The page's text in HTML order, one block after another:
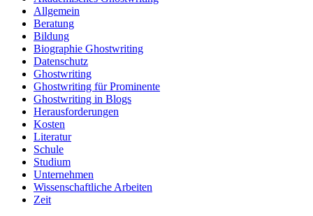
Allgemein
Beratung
Bildung
Biographie Ghostwriting
Datenschutz
Ghostwriting
Ghostwriting für Prominente
Ghostwriting in Blogs
Herausforderungen
Kosten
Literatur
Schule
Studium
Unternehmen
Wissenschaftliche Arbeiten
Zeit